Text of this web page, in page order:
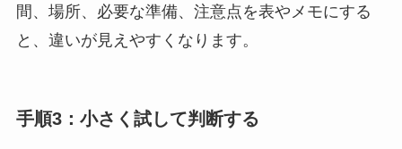
間、場所、必要な準備、注意点を表やメモにする
と、違いが見えやすくなります。
手順3：小さく試して判断する